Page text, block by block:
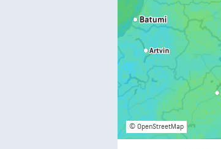
© OpenStreetMap